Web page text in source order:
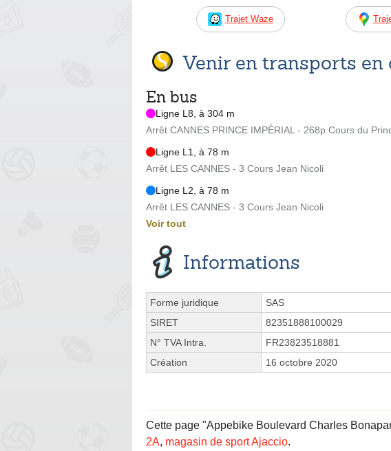
Trajet Waze
Venir en transports en
En bus
Ligne L8, à 304 m
Arrêt CANNES PRINCE IMPÉRIAL - 268p Cours du
Ligne L1, à 78 m
Arrêt LES CANNES - 3 Cours Jean Nicoli
Ligne L2, à 78 m
Arrêt LES CANNES - 3 Cours Jean Nicoli
Voir tout
Informations
Forme juridique
SAS
SIRET
82351888100029
N° TVA Intra.
FR23823518881
Création
16 octobre 2020
Cette page "Appebike Boulevard Charles
2A, magasin de sport Ajaccio.